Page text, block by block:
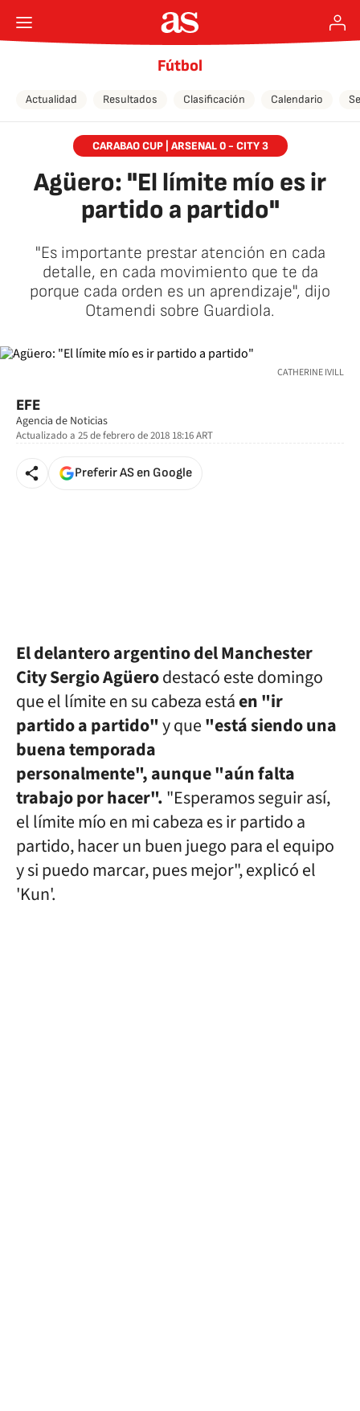
Fútbol
Actualidad Resultados Clasificación Calendario
CARABAO CUP | ARSENAL 0 - CITY 3
Agüero: "El límite mío es ir
partido a partido"
"Es importante prestar atención en cada
detalle, en cada movimiento que te da
porque cada orden es un aprendizaje", dijo
Otamendi sobre Guardiola.
CATHERINE IVILL
EFE
Agencia de Noticias
Actualizado a 25 de febrero de 2018 18:16ART
Preferir AS en Google
El delantero argentino del Manchester
City Sergio Agüerodestacó este domingo
que el límite en su cabeza estáen "ir
partido a partido"y que"está siendo una
buena temporada
personalmente", aunque "aún falta
trabajo por hacer"."Esperamos seguir así,
el límite mío en mi cabeza es ir partido a
partido, hacer un buen juego para el equipo
y si puedo marcar, pues mejor", explicó el
'Kun'.